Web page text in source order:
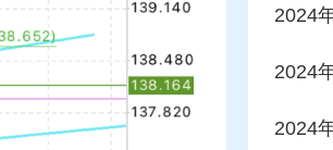
2024
2024
2024